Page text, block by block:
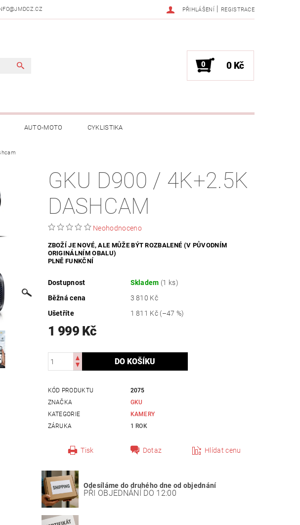
PŘIHLÁŠENÍ | REGISTRACE
0 0 Kč
AUTO-MOTO CYKLISTIKA
KONCERTNÍ TECHNIKA / PÁRTY / VYSTOUPENÍ
OSVĚTLENÍ POČÍTAČE / NOTEBOOKY
SYSTÉMY ZDRAVÍ / HYGIENA
KONTAKTY
GKU D900 / 4K+2.5K
DASHCAM
Neohodnoceno
ZBOŽÍ JE NOVÉ, ALE MŮŽE BÝT ROZBALENÉ (V PŮVODNÍM
ORIGINÁLNÍM OBALU)
PLNĚ FUNKČNÍ
Dostupnost Skladem (1 ks)
Běžná cena
3 810 Kč
Ušetříte
1 811 Kč (–47 %)
1 999 Kč
KÓD PRODUKTU
2075
ZNAČKA
GKU
KATEGORIE
KAMERY
ZÁRUKA
1 ROK
Tisk Dotaz Hlídat cenu
Odesíláme do druhého dne od objednání
PŘI OBJEDNÁNÍ DO 12:00